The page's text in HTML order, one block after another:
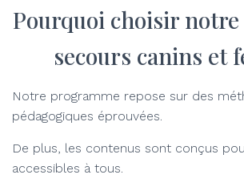
Pourquoi choisir
secours canins et
Notre programme repose sur des
pédagogiques éprouvées.
De plus, les contenus sont conçus
accessibles à tous.